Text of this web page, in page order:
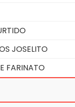
JOSELITO
FARINATO